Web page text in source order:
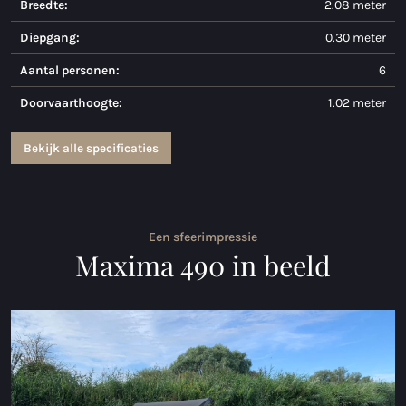
Maxima 730
Maxima 730I
Maxima 820 retro
Maxima 920 cabin
Alle Inland modellen
Elektrische sloepen
Maxima 490 XL Elektrisch
Maxima 550 Elektrisch
Breedte: 2.08 meter
Diepgang: 0.30 meter
Aantal personen: 6
Doorvaarthoogte: 1.02 meter
Bekijk alle specificaties
Een sfeerimpressie
Maxima 490 in beeld